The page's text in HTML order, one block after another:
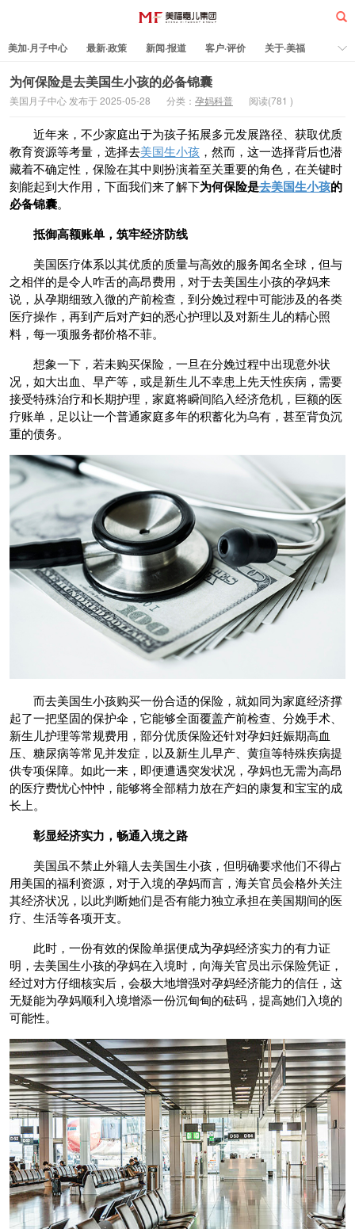
美福嘉儿
美加·月子中心 最新·政策 新闻·报道 客户·评价
关于·美福
热门·文章
所有·文章 孕妈科普 标签云
为何保险是去美国生小孩的必备锦囊
美国月子中心 发布于 2025-05-28 分类： 孕妈科普 阅读(781 )
近年来，不少家庭出于为孩子拓展多元发展路径、获取优质
教育资源等考量，选择去美国生小孩 ，然而，这一选择背后也潜
藏着不确定性，保险在其中则扮演着至关重要的角色，在关键时
刻能起到大作用，下面我们来了解下为何保险是去美国生小孩的
必备锦囊。
抵御高额账单，筑牢经济防线
美国医疗体系以其优质的质量与高效的服务闻名全球，但与
之相伴的是令人咋舌的高昂费用，对于去美国生小孩的孕妈来
说，从孕期细致入微的产前检查，到分娩过程中可能涉及的各类
医疗操作，再到产后对产妇的悉心护理以及对新生儿的精心照
料，每一项服务都价格不菲。
想象一下，若未购买保险，一旦在分娩过程中出现意外状
况，如大出血、早产等，或是新生儿不幸患上先天性疾病，需要
接受特殊治疗和长期护理，家庭将瞬间陷入经济危机，巨额的医
疗账单，足以让一个普通家庭多年的积蓄化为乌有，甚至背负沉
重的债务。
而去美国生小孩购买一份合适的保险，就如同为家庭经济撑
起了一把坚固的保护伞，它能够全面覆盖产前检查、分娩手术、
新生儿护理等常规费用，部分优质保险还针对孕妇妊娠期高血
压、糖尿病等常见并发症，以及新生儿早产、黄疸等特殊疾病提
供专项保障。如此一来，即便遭遇突发状况，孕妈也无需为高昂
的医疗费忧心忡忡，能够将全部精力放在产妇的康复和宝宝的成
长上。
彰显经济实力，畅通入境之路
美国虽不禁止外籍人去美国生小孩，但明确要求他们不得占
用美国的福利资源，对于入境的孕妈而言，海关官员会格外关注
其经济状况，以此判断她们是否有能力独立承担在美国期间的医
疗、生活等各项开支。
此时，一份有效的保险单据便成为孕妈经济实力的有力证
明，去美国生小孩的孕妈在入境时，向海关官员出示保险凭证，
经过对方仔细核实后，会极大地增强对孕妈经济能力的信任，这
无疑能为孕妈顺利入境增添一份沉甸甸的砝码，提高她们入境的
可能性。